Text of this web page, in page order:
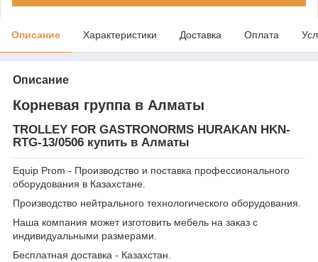
Описание Характеристики Доставка Оплата
Описание
Корневая группа в Алматы
TROLLEY FOR GASTRONORMS HURAKAN HKN-
RTG-13/0506 купить в Алматы
Equip Prom - Производство и поставка профессионального
оборудования в Казахстане.
Производство нейтрального технологического оборудования.
Наша компания может изготовить мебель на заказ с
индивидуальными размерами.
Бесплатная доставка - Казахстан.